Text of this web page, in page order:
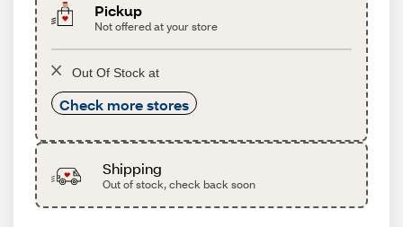
Pickup
Not offered at your store
Out Of Stock at
Check more stores
Shipping
Out of stock, check back soon